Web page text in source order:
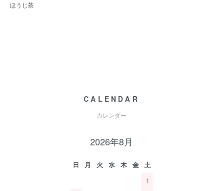
ほうじ茶
CALENDAR
カレンダー
2026年8月
日 月 火 水 木 金
土
1